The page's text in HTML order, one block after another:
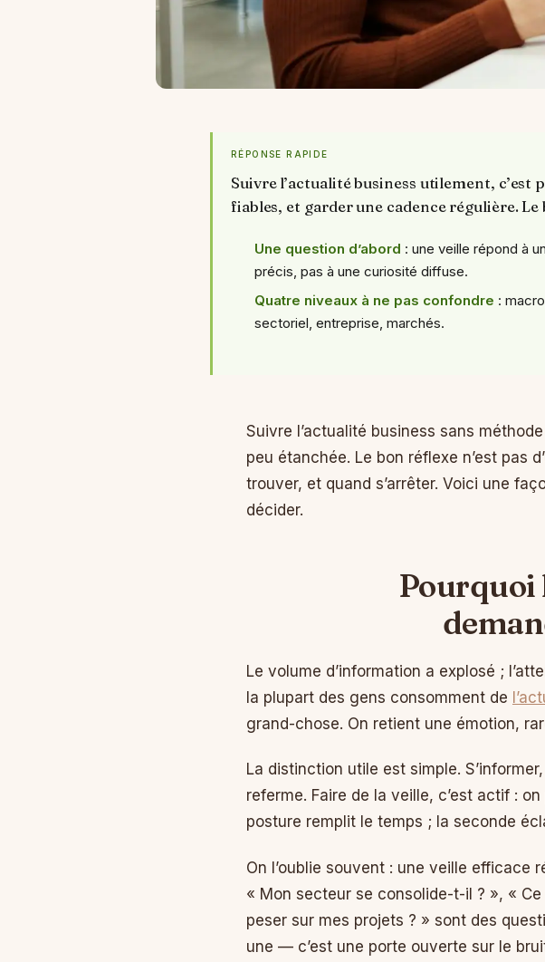
RÉPONSE RAPIDE
Suivre l’actualité business utilement,
fiables, et garder une cadence régulière. Le
Une question d’abord : une veille répond à
précis, pas à une curiosité diffuse.
Quatre niveaux à ne pas confondre :
sectoriel, entreprise, marchés.
Suivre l’actualité business sans
peu étanchée. Le bon réflexe n’est pas
trouver, et quand s’arrêter. Voici une
décider.
Pourquoi
Le volume d’information a explosé ;
la plupart des gens consomment de
grand-chose. On retient une émotion,
La distinction utile est simple.
referme. Faire de la veille, c’est actif :
posture remplit le temps ; la seconde
On l’oublie souvent : une veille efficace
« Mon secteur se consolide-t-il ? », «
peser sur mes projets ? » sont des
une — c’est une porte ouverte sur le